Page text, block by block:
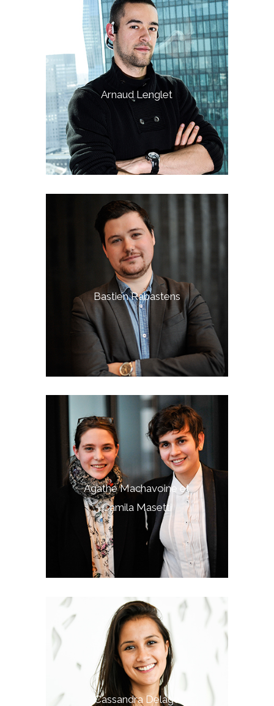
Arnaud Lenglet
Bastien Rabastens
Agathe Machavoine et
Camila Masetti
Cassandra Delage